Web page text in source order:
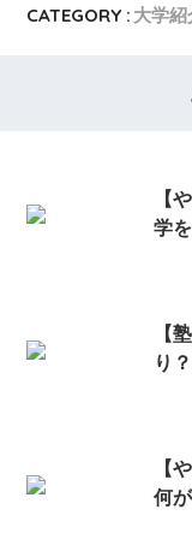
CATEGORY : 大学紹
【
学
【
り
【
何